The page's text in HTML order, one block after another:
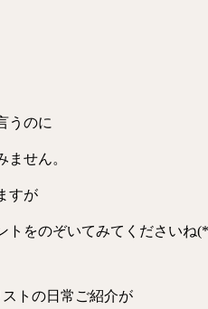
うのに
せん。
すが
トをのぞいてみてくださいね
ストの日常ご紹介が